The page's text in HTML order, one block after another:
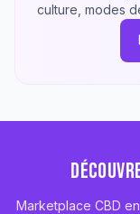
culture, modes
Marketplace CBD